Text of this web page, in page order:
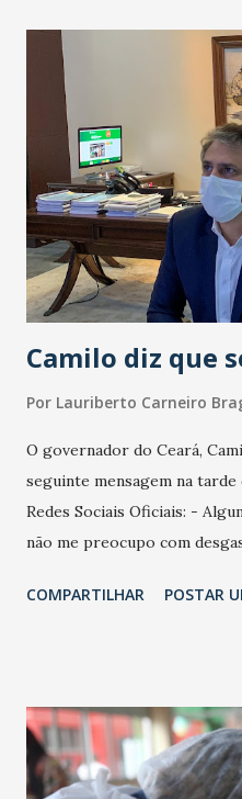
5.509. Rio Grande do Norte
4.078. Piauí - 3.967. Rondônia
Sergipe - 3.411. Tocantins -
1.268. Acre - 1.229.
ano de Pandemia no Brasil
registrados nas últimas 24
atingidos pela Covid-19 é:
em Minas Gerais. 833.786 no
do Su...
Camilo diz que
Por Lauriberto Carneiro
O governador do Ceará,
seguinte mensagem na tarde
Redes Sociais Oficiais: -
não me preocupo com
que não temos tomado
próximas Eleições, fazem
promovendo Fake News
julgados pela História por
COMPARTILHAR POSTAR